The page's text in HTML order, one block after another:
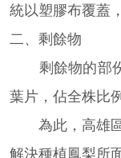
統以塑膠布覆蓋
二、剩餘物
剩餘物的部份
葉片，佔全株比
為此，高雄區
解決種植鳳梨所